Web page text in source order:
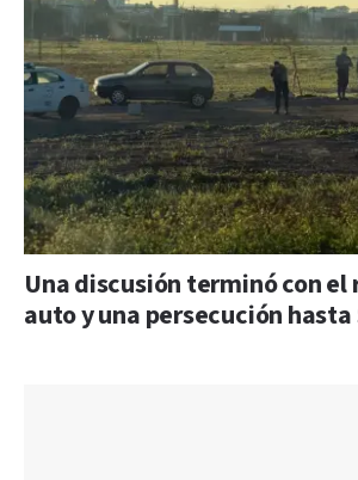
Una discusión terminó con el
auto y una persecución